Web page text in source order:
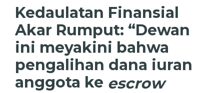
Kedaulatan Finansial
Akar Rumput: “Dewan
ini meyakini bahwa
pengalihan dana iuran
anggota ke escrow